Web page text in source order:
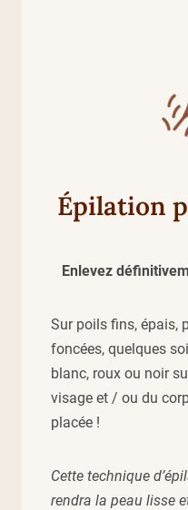
Épilation
Enlevez
Sur poils fins, épais,
foncées, quelques
blanc, roux ou noir
visage et / ou du
placée !
Cette technique
rendra la peau lisse